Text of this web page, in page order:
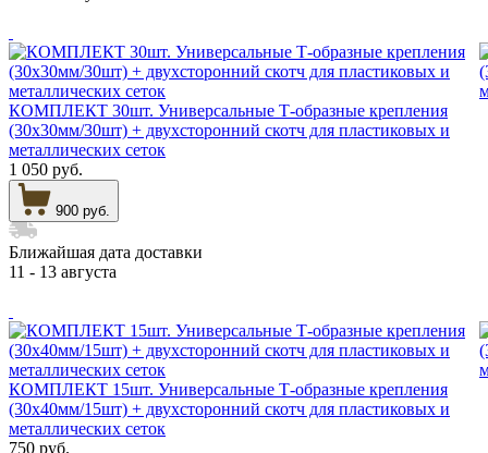
КОМПЛЕКТ 30шт. Универсальные Т-образные крепления
(30х30мм/30шт) + двухсторонний скотч для пластиковых и
металлических сеток
1 050 руб.
900 руб.
Ближайшая дата доставки
11 - 13 августа
КОМПЛЕКТ 15шт. Универсальные Т-образные крепления
(30х40мм/15шт) + двухсторонний скотч для пластиковых и
металлических сеток
750 руб.